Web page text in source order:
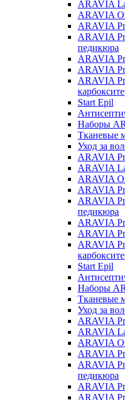
ARAVIA
ARAVIA
ARAVIA
ARAVIA
педикюра
ARAVIA
ARAVIA
ARAVIA
Start Epil
Наборы
Тканевые
Уход за
ARAVIA
ARAVIA
ARAVIA
ARAVIA
ARAVIA
педикюра
ARAVIA
ARAVIA
ARAVIA
Start Epil
Наборы
Тканевые
Уход за
ARAVIA
ARAVIA
ARAVIA
ARAVIA
ARAVIA
педикюра
ARAVIA
ARAVIA